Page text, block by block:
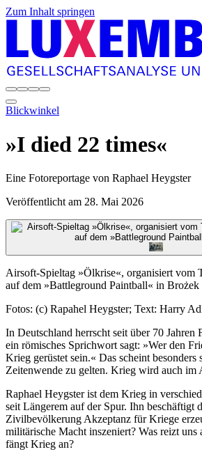
Zum Inhalt springen
Blickwinkel
»I died 22 times«
Eine Fotoreportage von Raphael Heygster
Veröffentlicht am 28. Mai 2026
Airsoft-Spieltag »Ölkrise«, organisiert vom
auf dem »Battleground Paintball« in Brożek
Fotos: (c) Rapahel Heygster; Text: Harry
In Deutschland herrscht seit über 70 Jahren
ein römisches Sprichwort sagt: »Wer den
Krieg gerüstet sein.« Das scheint besonders
Zeitenwende zu gelten. Krieg wird auch im
Raphael Heygster ist dem Krieg in
seit Längerem auf der Spur. Ihn beschäftigt
Zivilbevölkerung Akzeptanz für Kriege
militärische Macht inszeniert? Was reizt
fängt Krieg an?